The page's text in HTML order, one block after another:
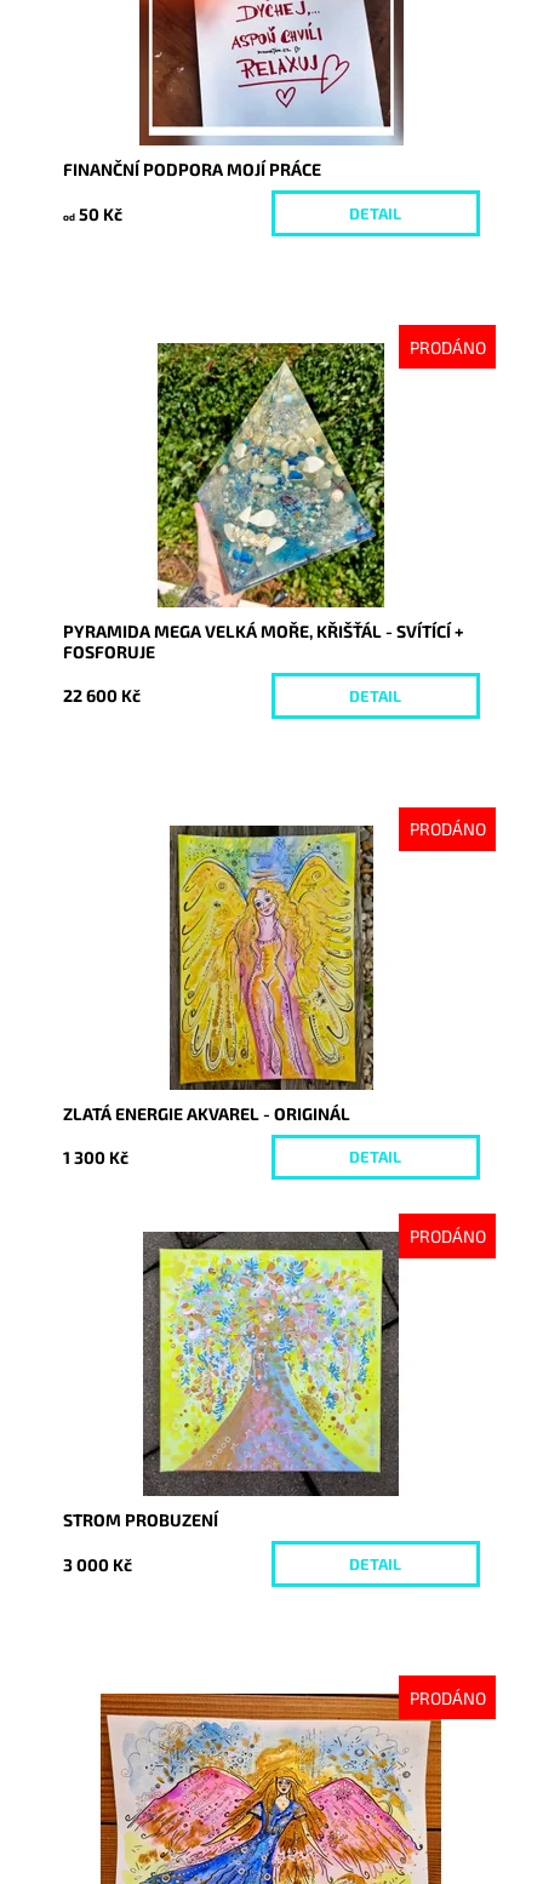
FINANČNÍ PODPORA MOJÍ PRÁCE
od 50 Kč DETAIL
PRODÁNO
Vyprodáno
9385
PYRAMIDA MEGA VELKÁ MOŘE, KŘIŠŤÁL - SVÍTÍCÍ +
FOSFORUJE
22 600 Kč DETAIL
PRODÁNO
Vyprodáno
9387
ZLATÁ ENERGIE AKVAREL - ORIGINÁL
1 300 Kč DETAIL
PRODÁNO
Dostupnost:
Vyprodáno
5880
STROM PROBUZENÍ
3 000 Kč DETAIL
PRODÁNO
Dostupnost:
Vyprodáno
9977